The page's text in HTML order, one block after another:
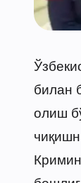
билан
олиш